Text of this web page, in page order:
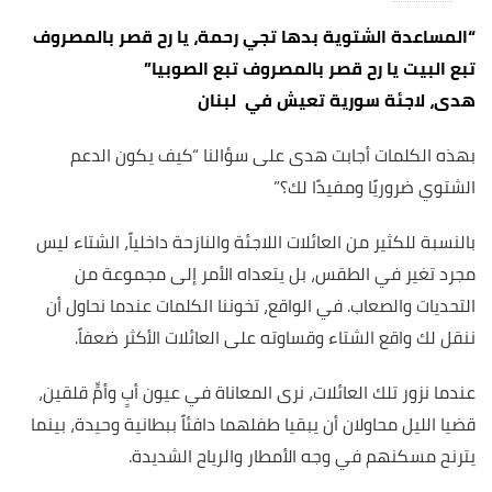
“المساعدة الشتوية بدها تجي رحمة، يا رح قصر بالمصروف
تبع البيت يا رح قصر بالمصروف تبع الصوبيا”
هدى، لاجئة سورية تعيش في لبنان
بهذه الكلمات أجابت هدى على سؤالنا “كيف يكون الدعم
الشتوي ضروريًا ومفيدًا لك؟”
بالنسبة للكثير من العائلات اللاجئة والنازحة داخلياً، الشتاء ليس
مجرد تغير في الطقس، بل يتعداه الأمر إلى مجموعة من
التحديات والصعاب. في الواقع، تخوننا الكلمات عندما نحاول أن
ننقل لك واقع الشتاء وقساوته على العائلات الأكثر ضعفاً.
عندما نزور تلك العائلات، نرى المعاناة في عيون أبٍ وأمٍّ قلقين،
قضيا الليل محاولان أن يبقيا طفلهما دافئاً ببطانية وحيدة، بينما
يترنح مسكنهم في وجه الأمطار والرياح الشديدة.